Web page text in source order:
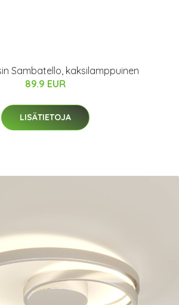
Sambatello, kaksilamppuinen
89.9 EUR
LISÄTIETOJA